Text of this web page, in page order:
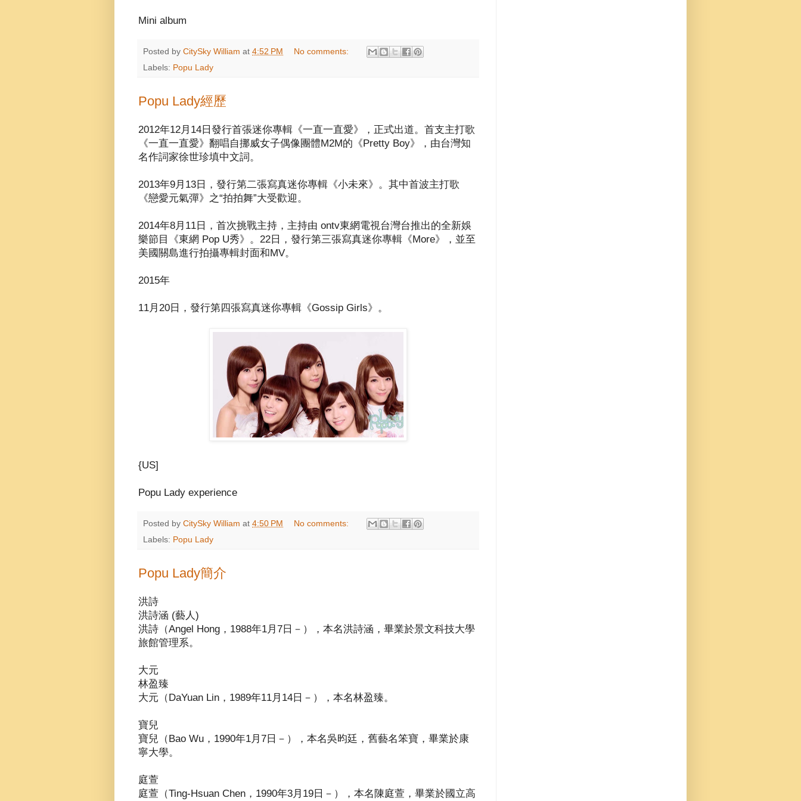
Mini album
Posted by CitySky William at 4:52 PM
No comments:
Labels: Popu Lady
Popu Lady經歷
2012年12月14日發行首張迷你專輯《一直一直愛》，正式出道。首支主打歌
《一直一直愛》翻唱自挪威女子偶像團體M2M的《Pretty Boy》，由台灣知
名作詞家徐世珍填中文詞。
2013年9月13日，發行第二張寫真迷你專輯《小未來》。其中首波主打歌
《戀愛元氣彈》之“拍拍舞”大受歡迎。
2014年8月11日，首次挑戰主持，主持由 ontv東網電視台灣台推出的全新娛
樂節目《東網 Pop U秀》。22日，發行第三張寫真迷你專輯《More》，並至
美國關島進行拍攝專輯封面和MV。
2015年
11月20日，發行第四張寫真迷你專輯《Gossip Girls》。
{US]
Popu Lady experience
Posted by CitySky William at 4:50 PM
No comments:
Labels: Popu Lady
Popu Lady簡介
洪詩
洪詩涵 (藝人)
洪詩（Angel Hong，1988年1月7日－），本名洪詩涵，畢業於景文科技大學
旅館管理系。
大元
林盈臻
大元（DaYuan Lin，1989年11月14日－），本名林盈臻。
寶兒
寶兒（Bao Wu，1990年1月7日－），本名吳昀廷，舊藝名笨寶，畢業於康
寧大學。
庭萱
庭萱（Ting-Hsuan Chen，1990年3月19日－），本名陳庭萱，畢業於國立高